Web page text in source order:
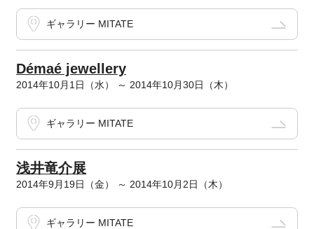
ギャラリー MITATE
Démaé jewellery
2014年10月1日（水） ～ 2014年10月30日（木）
ギャラリー MITATE
浅井竜介展
2014年9月19日（金） ～ 2014年10月2日（木）
ギャラリー MITATE